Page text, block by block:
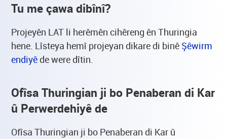
Tu me çawa dibînî?
Projeyên LAT li herêmên cihêreng ên Thuringia
hene. Lîsteya hemî projeyan dikare di binê Şêwirm
endiyê de were dîtin.
Ofîsa Thuringian ji bo Penaberan di Kar
û Perwerdehiyê de
Ofîsa Thuringian ji bo Penaberan di Kar û